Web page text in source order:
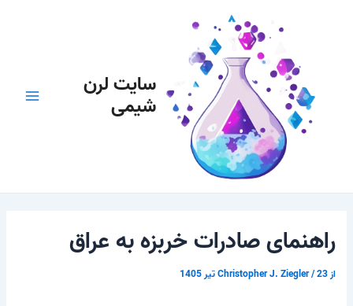
سایت لرن
شیمی
راهنمای صادرات خربزه به عراق
از Christopher J. Ziegler/23 تیر 1405